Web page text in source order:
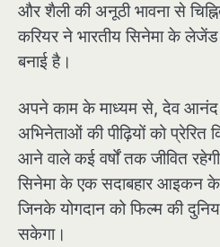
और शैली की अनूठी भावना से
करियर ने भारतीय सिनेमा के
बनाई है।
अपने काम के माध्यम से, देव आनंद
अभिनेताओं की पीढ़ियों को प्रेरित
आने वाले कई वर्षों तक जीवित
सिनेमा के एक सदाबहार आइकन के
जिनके योगदान को फिल्म की
सकेगा।